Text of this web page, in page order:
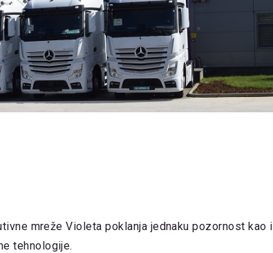
mreže Violeta poklanja jednaku pozornost kao i
tehnologije.